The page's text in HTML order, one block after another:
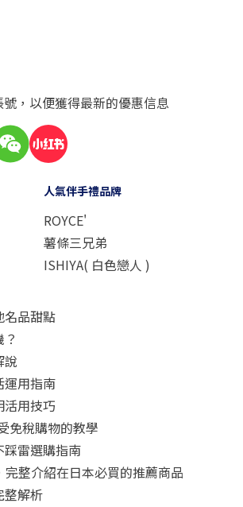
，以便獲得最新的優惠信息
人氣伴手禮品牌
ROYCE'
薯條三兄弟
ISHIYA( 白色戀人 )
品甜點
說
用指南
用技巧
免稅購物的教學
雷選購指南
整介紹在日本必買的推薦商品
整解析